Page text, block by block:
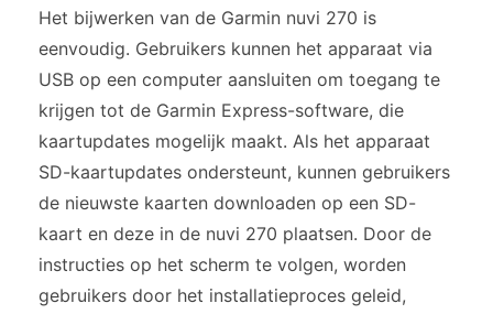
Het bijwerken van de Garmin nuvi 270 is
eenvoudig. Gebruikers kunnen het apparaat via
USB op een computer aansluiten om toegang te
krijgen tot de Garmin Express-software, die
kaartupdates mogelijk maakt. Als het apparaat
SD-kaartupdates ondersteunt, kunnen gebruikers
de nieuwste kaarten downloaden op een SD-
kaart en deze in de nuvi 270 plaatsen. Door de
instructies op het scherm te volgen, worden
gebruikers door het installatieproces geleid,